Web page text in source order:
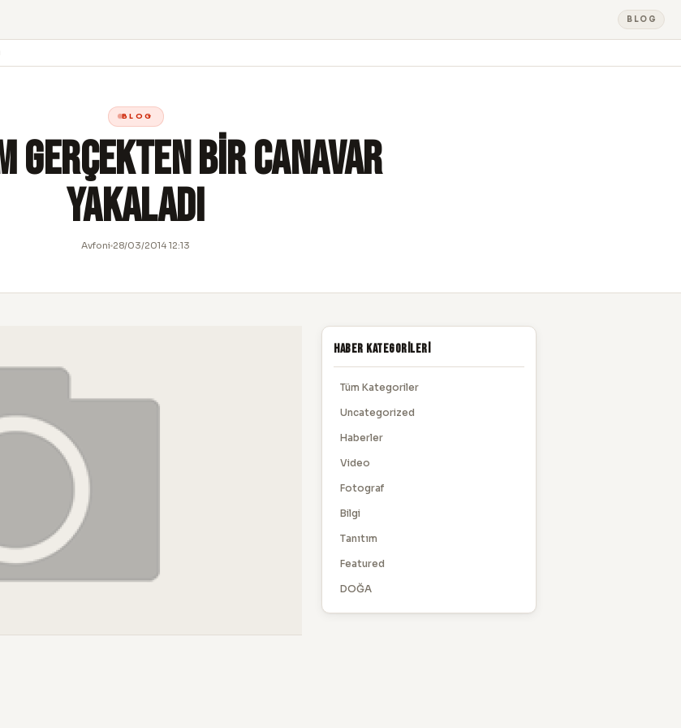
BLOG
BLOG
Gerçekten Bir Canavar
Yakaladı
Avfoni 28/03/2014 12:13
Haber Kategorileri
Tüm Kategoriler
Uncategorized
Haberler
Video
Fotograf
Bilgi
Tanıtım
Featured
DOĞA